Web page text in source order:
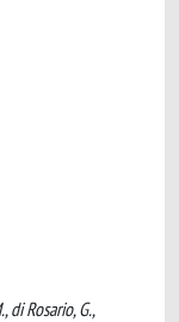
di Rosario, G.,